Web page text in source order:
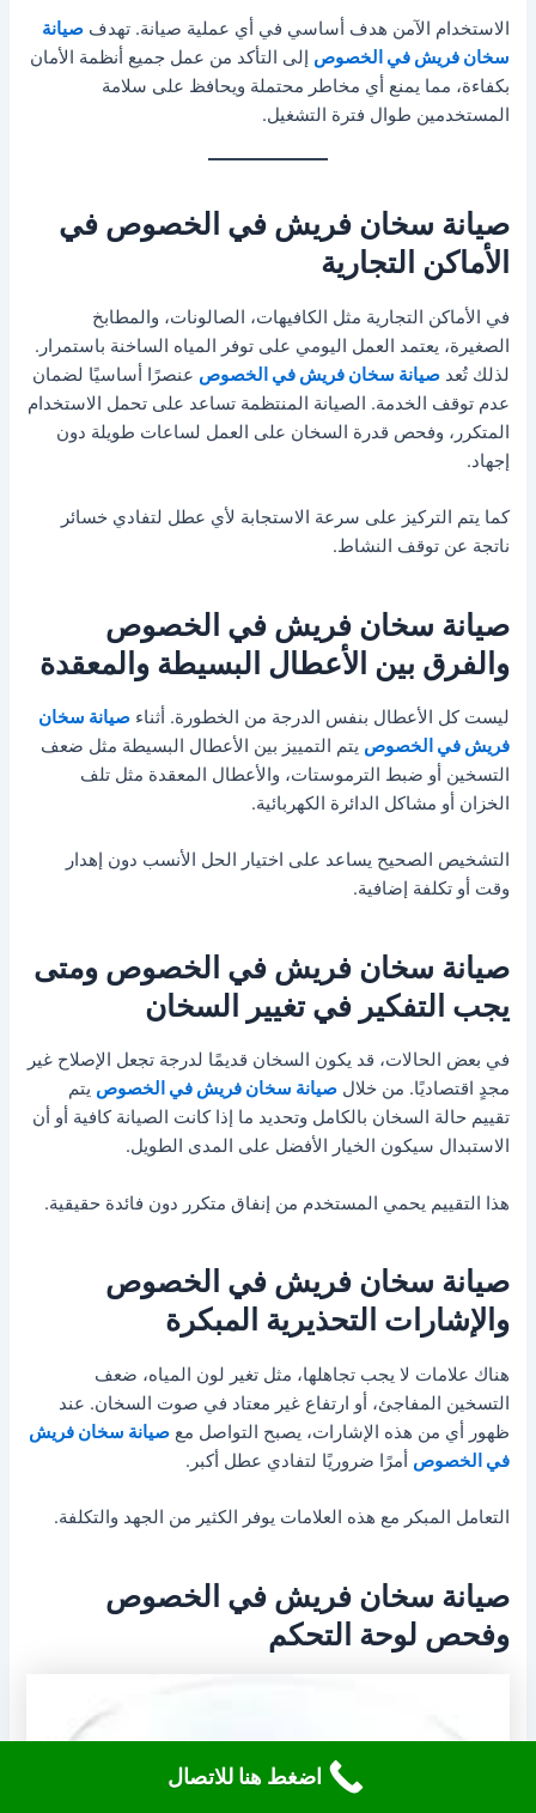
الاستخدام الآمن هدف أساسي في أي عملية صيانة. تهدفصيانة
سخان فريش في الخصوص إلى التأكد من عمل جميع أنظمة الأمان
بكفاءة، مما يمنع أي مخاطر محتملة ويحافظ على سلامة
المستخدمين طوال فترة التشغيل.
صيانة سخان فريش في الخصوص في
الأماكن التجارية
في الأماكن التجارية مثل الكافيهات، الصالونات، والمطابخ
الصغيرة، يعتمد العمل اليومي على توفر المياه الساخنة باستمرار.
لذلك تُعدصيانة سخان فريش في الخصوص عنصرًا أساسيًا لضمان
عدم توقف الخدمة. الصيانة المنتظمة تساعد على تحمل الاستخدام
المتكرر، وفحص قدرة السخان على العمل لساعات طويلة دون
إجهاد.
كما يتم التركيز على سرعة الاستجابة لأي عطل لتفادي خسائر
ناتجة عن توقف النشاط.
صيانة سخان فريش في الخصوص
والفرق بين الأعطال البسيطة والمعقدة
ليست كل الأعطال بنفس الدرجة من الخطورة. أثناءصيانة سخان
فريش في الخصوص يتم التمييز بين الأعطال البسيطة مثل ضعف
التسخين أو ضبط الترموستات، والأعطال المعقدة مثل تلف
الخزان أو مشاكل الدائرة الكهربائية.
التشخيص الصحيح يساعد على اختيار الحل الأنسب دون إهدار
وقت أو تكلفة إضافية.
صيانة سخان فريش في الخصوص ومتى
يجب التفكير في تغيير السخان
في بعض الحالات، قد يكون السخان قديمًا لدرجة تجعل الإصلاح غير
مجدٍ اقتصاديًا. من خلالصيانة سخان فريش في الخصوص يتم
تقييم حالة السخان بالكامل وتحديد ما إذا كانت الصيانة كافية أو أن
الاستبدال سيكون الخيار الأفضل على المدى الطويل.
هذا التقييم يحمي المستخدم من إنفاق متكرر دون فائدة حقيقية.
صيانة سخان فريش في الخصوص
والإشارات التحذيرية المبكرة
هناك علامات لا يجب تجاهلها، مثل تغير لون المياه، ضعف
التسخين المفاجئ، أو ارتفاع غير معتاد في صوت السخان. عند
ظهور أي من هذه الإشارات، يصبح التواصل معصيانة سخان فريش
في الخصوص أمرًا ضروريًا لتفادي عطل أكبر.
التعامل المبكر مع هذه العلامات يوفر الكثير من الجهد والتكلفة.
صيانة سخان فريش في الخصوص
وفحص لوحة التحكم
اضغط هنا للاتصال